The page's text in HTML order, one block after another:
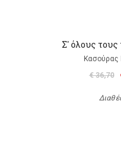
Σ' όλους
Κασούρας
€ 36,70